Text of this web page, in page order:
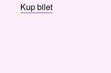
Kup bilet